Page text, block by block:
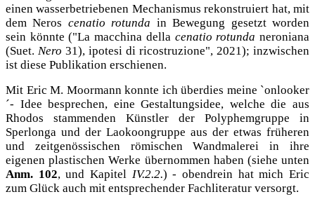
einen wasserbetriebenen Mechanismus rekonstruiert hat, mit
dem Neros cenatio rotunda in Bewegung gesetzt worden
sein könnte ("La macchina della cenatio rotunda neroniana
(Suet. Nero 31), ipotesi di ricostruzione", 2021); inzwischen
ist diese Publikation erschienen.
Mit Eric M. Moormann konnte ich überdies meine `onlooker
´- Idee besprechen, eine Gestaltungsidee, welche die aus
Rhodos stammenden Künstler der Polyphemgruppe in
Sperlonga und der Laokoongruppe aus der etwas früheren
und zeitgenössischen römischen Wandmalerei in ihre
eigenen plastischen Werke übernommen haben (siehe unten
Anm. 102, und Kapitel IV.2.2.) - obendrein hat mich Eric
zum Glück auch mit entsprechender Fachliteratur versorgt.